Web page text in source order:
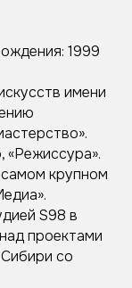
1999
имени
крупном
S98 в
проектами
со